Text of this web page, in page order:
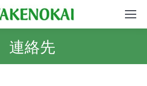
連絡先